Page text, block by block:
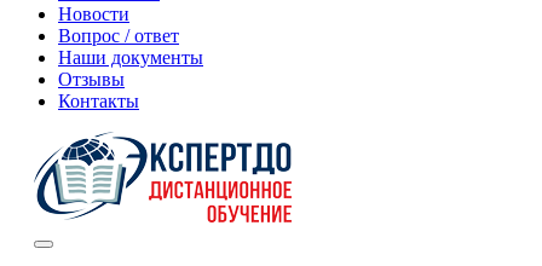
Новости
Вопрос / ответ
Наши документы
Отзывы
Контакты